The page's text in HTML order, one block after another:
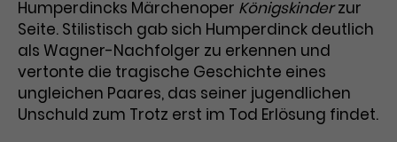
Zweck
Das ist ein von Google Analytics
gesetztes Cookie. Bestimmte
Daten werden nur maximal einmal
pro Minute an Google Analytics
gesendet. Solange es gesetzt ist,
werden bestimmte
Datenübertragungen
Remarketing-Funktionen
bereitzustellen.
Humperdincks Märchenoper Königskinderzur
Seite. Stilistisch gab sich Humperdinck deutlich
als Wagner-Nachfolger zu erkennen und
vertonte die tragische Geschichte eines
ungleichen Paares, das seiner jugendlichen
Unschuld zum Trotz erst im Tod Erlösung findet.